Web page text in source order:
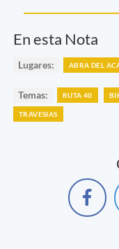
En esta Nota
Lugares: ABRA DEL
Temas: RUTA 40
TRAVESIAS